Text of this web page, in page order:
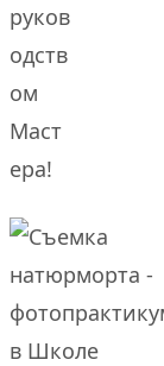
руков
одств
ом
Маст
ера!